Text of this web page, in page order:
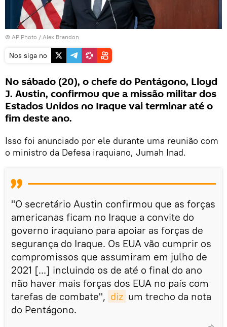
© AP Photo / Alex Brandon
Nos siga no
No sábado (20), o chefe do Pentágono, Lloyd
J. Austin, confirmou que a missão militar dos
Estados Unidos no Iraque vai terminar até o
fim deste ano.
Isso foi anunciado por ele durante uma reunião com
o ministro da Defesa iraquiano, Jumah Inad.
"O secretário Austin confirmou que as forças
americanas ficam no Iraque a convite do
governo iraquiano para apoiar as forças de
segurança do Iraque. Os EUA vão cumprir os
compromissos que assumiram em julho de
2021 [...] incluindo os de até o final do ano
não haver mais forças dos EUA no país com
tarefas de combate", diz um trecho da nota
do Pentágono.